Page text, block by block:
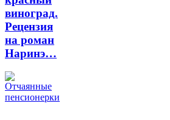
виноград.
Рецензия
на роман
Наринэ…